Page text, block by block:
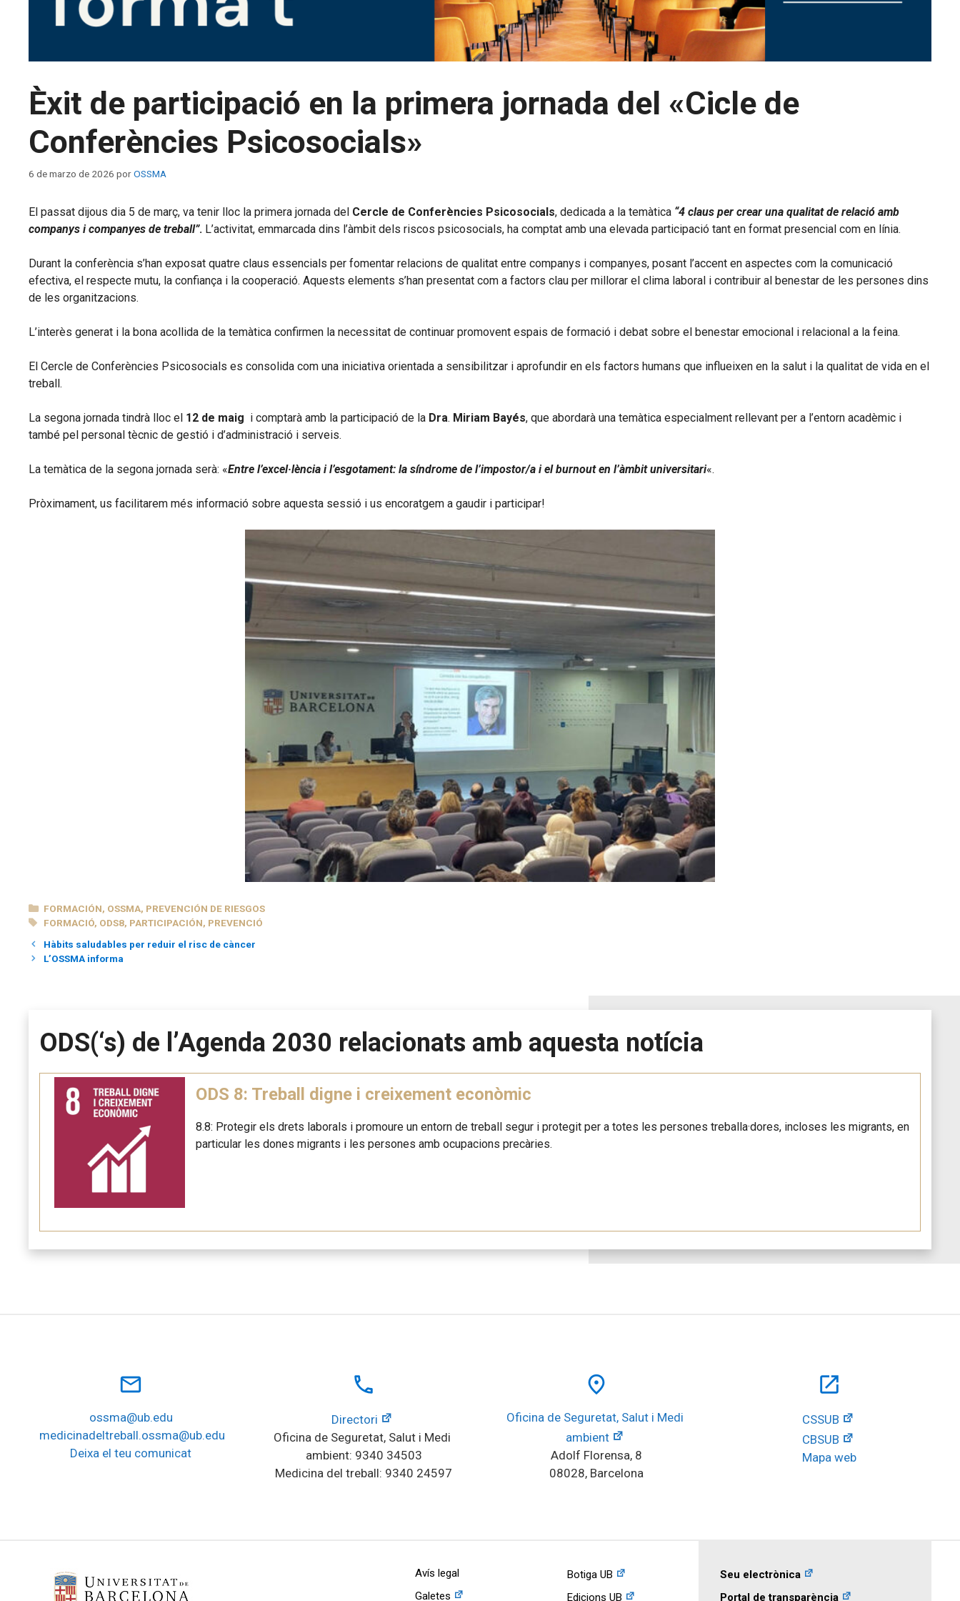
Èxit de participació en la primera jornada del «Cicle de
Conferències Psicosocials»
6 de marzo de 2026 porOSSMA
El passat dijous dia 5 de març, va tenir lloc la primera jornada del Cercle de Conferències Psicosocials, dedicada a la temàtica “4 claus per crear una qualitat de relació amb
companys i companyes de treball”. L’activitat, emmarcada dins l’àmbit dels riscos psicosocials, ha comptat amb una elevada participació tant en format presencial com en línia.
Durant la conferència s’han exposat quatre claus essencials per fomentar relacions de qualitat entre companys i companyes, posant l’accent en aspectes com la comunicació
efectiva, el respecte mutu, la confiança i la cooperació. Aquests elements s’han presentat com a factors clau per millorar el clima laboral i contribuir al benestar de les persones dins
de les organitzacions.
L’interès generat i la bona acollida de la temàtica confirmen la necessitat de continuar promovent espais de formació i debat sobre el benestar emocional i relacional a la feina.
El Cercle de Conferències Psicosocials es consolida com una iniciativa orientada a sensibilitzar i aprofundir en els factors humans que influeixen en la salut i la qualitat de vida en el
treball.
La segona jornada tindrà lloc el 12 de maig i comptarà amb la participació de la Dra. Miriam Bayés, que abordarà una temàtica especialment rellevant per a l’entorn acadèmic i
també pel personal tècnic de gestió i d’administració i serveis.
La temàtica de la segona jornada serà: «Entre l’excel·lència i l’esgotament: la síndrome de l’impostor/a i el burnout en l’àmbit universitari«.
Pròximament, us facilitarem més informació sobre aquesta sessió i us encoratgem a gaudir i participar!
CATEGORÍAS
FORMACIÓN, OSSMA, PREVENCIÓN DE RIESGOS
ETIQUETAS
FORMACIÓ, ODS8, PARTICIPACIÓN, PREVENCIÓ
Hàbits saludables per reduir el risc de càncer
L’OSSMA informa
ODS(‘s) de l’Agenda 2030 relacionats amb aquesta notícia
ODS 8: Treball digne i creixement econòmic
8.8: Protegir els drets laborals i promoure un entorn de treball segur i protegit per a totes les persones treballa·dores, incloses les migrants, en
particular les dones migrants i les persones amb ocupacions precàries.
mail_outline
ossma@ub.edu
medicinadeltreball.ossma@ub.edu
Deixa el teu comunicat
local_phone
Directori
Oficina de Seguretat, Salut i Medi
ambient: 9340 34503
Medicina del treball: 9340 24597
place
Oficina de Seguretat, Salut i Medi
ambient
Adolf Florensa, 8
08028, Barcelona
open_in_new
CSSUB
CBSUB
Mapa web
Avís legal
Galetes
Botiga UB
Edicions UB
Seu electrònica
Portal de transparència